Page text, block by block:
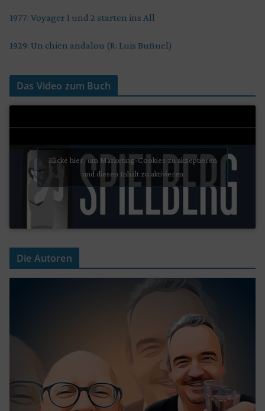
1977: Voyager 1 und 2 starten ins All
1929: Un chien andalou (R: Luis Buñuel)
Das Video zum Buch
Klicke hier, um Marketing-Cookies zu akzeptieren
und diesen Inhalt zu aktivieren
Die Autoren